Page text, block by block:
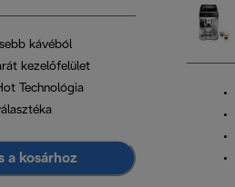
kávéból
kezelőfelület
Technológia
a kosárhoz